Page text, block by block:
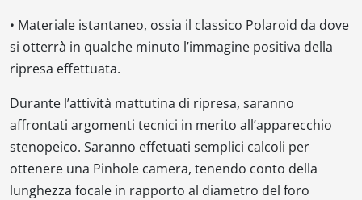
• Materiale istantaneo, ossia il classico Polaroid da dove
si otterrà in qualche minuto l’immagine positiva della
ripresa effettuata.
Durante l’attività mattutina di ripresa, saranno
affrontati argomenti tecnici in merito all’apparecchio
stenopeico. Saranno effetuati semplici calcoli per
ottenere una Pinhole camera, tenendo conto della
lunghezza focale in rapporto al diametro del foro